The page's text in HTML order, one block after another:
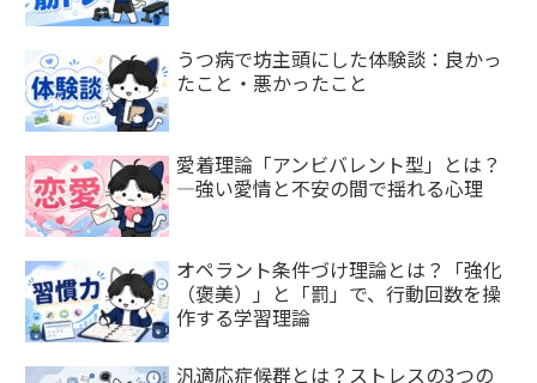
うつ病で坊主頭にした体験談：良かっ
たこと・悪かったこと
愛着理論「アンビバレント型」とは？
—強い愛情と不安の間で揺れる心理
オペラント条件づけ理論とは？「強化
（褒美）」と「罰」で、行動回数を操
作する学習理論
汎適応症候群とは？ストレスの3つの